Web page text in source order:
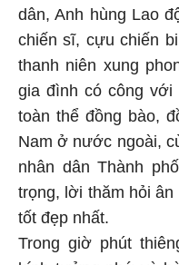
dân, Anh hùng Lao
chiến sĩ, cựu chiến
thanh niên xung
gia đình có công
toàn thể đồng bào,
Nam ở nước ngoài,
nhân dân Thành
trọng, lời thăm hỏi
tốt đẹp nhất.
Trong giờ phút